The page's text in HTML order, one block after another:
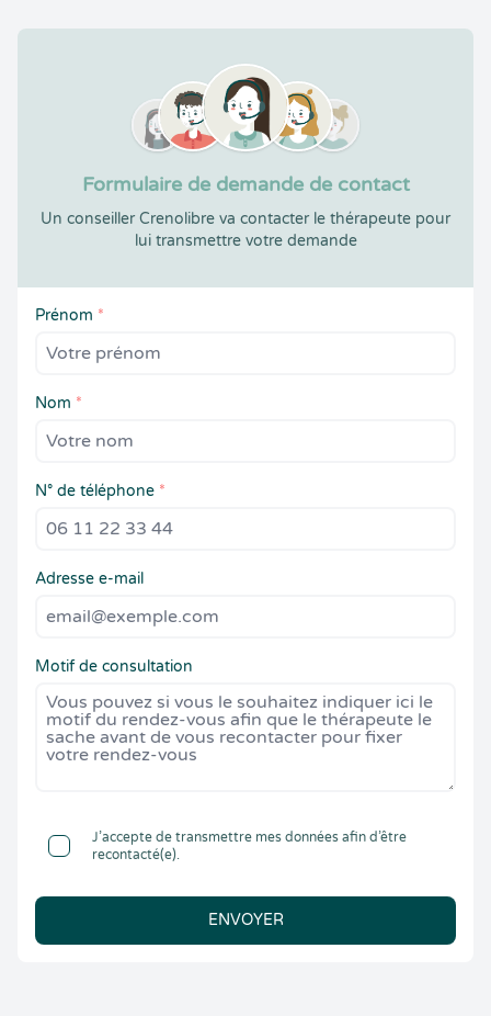
Formulaire de demande de contact
Un conseiller Crenolibre va contacter le thérapeute pour
lui transmettre votre demande
Prénom *
Nom *
N° de téléphone *
Adresse e-mail
Motif de consultation
J’accepte de transmettre mes données afin d’être
recontacté(e).
ENVOYER